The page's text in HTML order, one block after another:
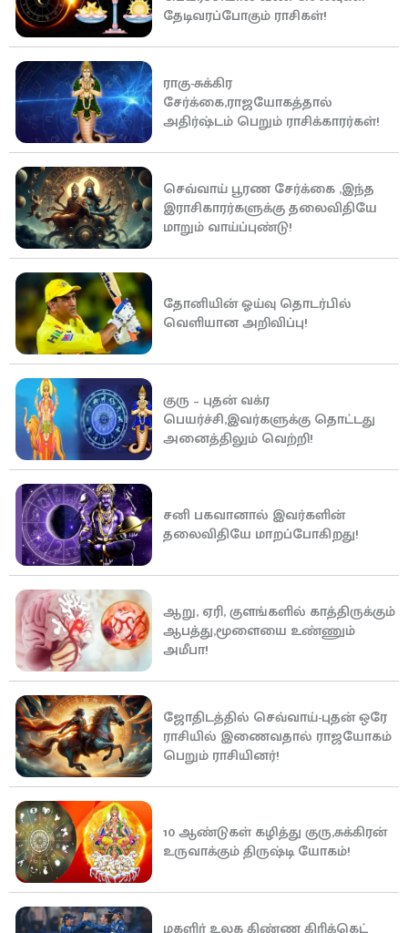
தேடிவரப்போகும் ராசிகள்!
ராகு-சுக்கிர
சேர்க்கை,ராஜயோகத்தால்
அதிர்ஷ்டம் பெறும் ராசிக்காரர்கள்!
செவ்வாய் பூரண சேர்க்கை ,இந்த
இராசிகாரர்களுக்கு தலைவிதியே
மாறும் வாய்ப்புண்டு!
தோனியின் ஓய்வு தொடர்பில்
வெளியான அறிவிப்பு!
குரு – புதன் வக்ர
பெயர்ச்சி,இவர்களுக்கு தொட்டது
அனைத்திலும் வெற்றி!
சனி பகவானால் இவர்களின்
தலைவிதியே மாறப்போகிறது!
ஆறு, ஏரி, குளங்களில் காத்திருக்கும்
ஆபத்து,மூளையை உண்ணும்
அமீபா!
ஜோதிடத்தில் செவ்வாய்-புதன் ஒரே
ராசியில் இணைவதால் ராஜயோகம்
பெறும் ராசியினர்!
10 ஆண்டுகள் கழித்து குரு,சுக்கிரன்
உருவாக்கும் திருஷ்டி யோகம்!